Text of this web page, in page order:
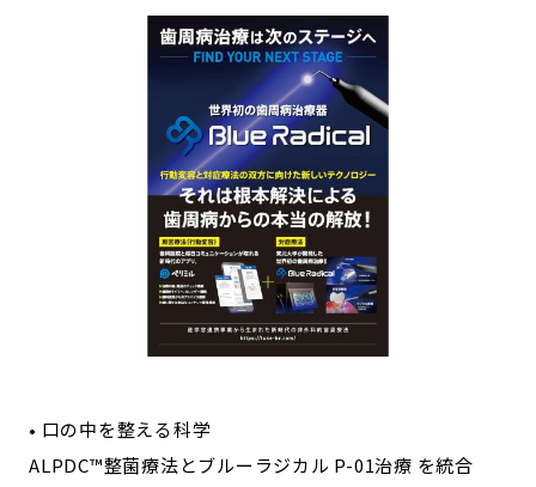
• 口の中を整える科学
ALPDC™整菌療法とブルーラジカル P-01治療 を統合